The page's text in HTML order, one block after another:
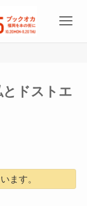
とドストエ
ます。